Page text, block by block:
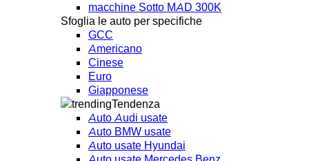
macchine Sotto MAD 300K
Sfoglia le auto per specifiche
GCC
Americano
Cinese
Euro
Giapponese
Tendenza
Auto Audi usate
Auto BMW usate
Auto usate Hyundai